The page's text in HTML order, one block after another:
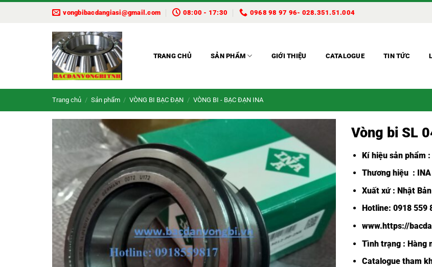
vongbibacdangiasi@gmail.com 08:00 - 17:30 0968 98 97 96- 028.351.51.004
TRANG CHỦ SẢN PHẨM GIỚI THIỆU CATALOGUE TIN TỨC
Trang chủ / Sản phẩm / VÒNG BI BẠC ĐẠN / VÒNG BI - BẠC ĐẠN INA
Vòng bi SL
Kí hiệu sản phẩm :
Thương hiệu : INA
Xuất xứ : Nhật
Hotline: 0918
www.https://
Tình trạng : Hàng
Catalogue tham